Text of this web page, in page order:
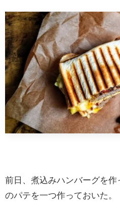
前日、煮込みハンバーグを
のパテを一つ作っておいた。